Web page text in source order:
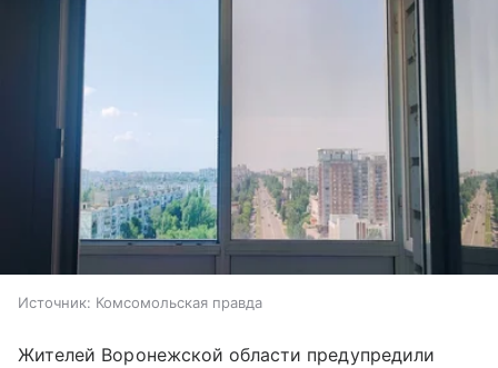
Источник: Комсомольская правда
Жителей Воронежской области предупредили